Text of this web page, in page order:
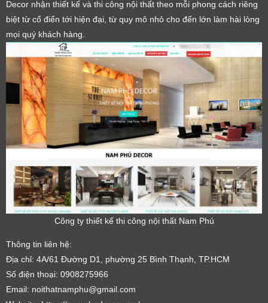
Decor nhận thiết kế và thi công nội thất theo mỗi phong cách riêng
biệt từ cổ điển tới hiện đại, từ quy mô nhỏ cho đến lớn làm hài lòng
mọi quý khách hàng.
Công ty thiết kế thi công nội thất Nam Phú
Thông tin liên hệ:
Địa chỉ: 4A/61 Đường D1, phường 25 Bình Thạnh, TP.HCM
Số điện thoại: 0908275966
Email: noithatnamphu@gmail.com